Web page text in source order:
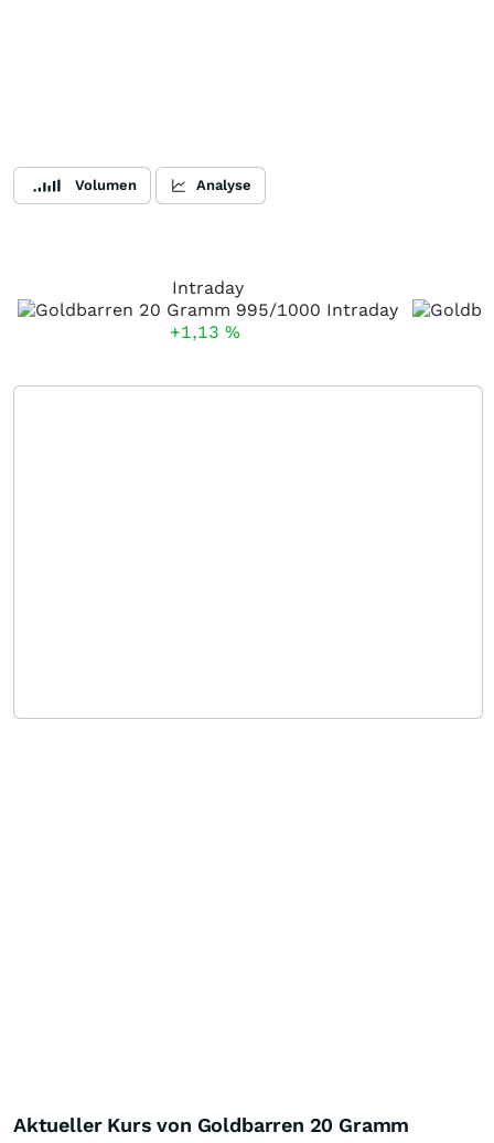
Volumen Analyse
Intraday
+1,13 %
Aktueller Kurs von Goldbarren 20 Gramm